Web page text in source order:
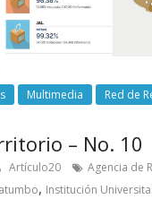
Multimedia
Red de
– No. 10
Artículo20
Agencia de
, Institución